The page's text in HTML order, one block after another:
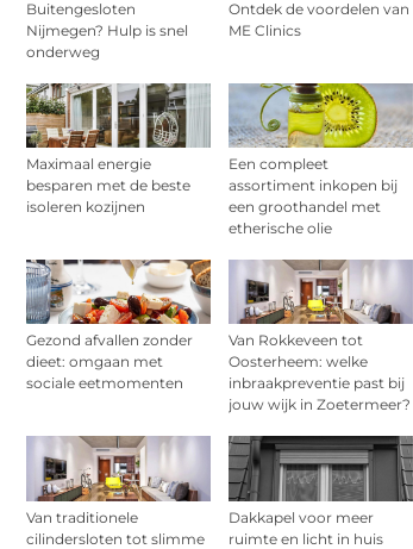
Buitengesloten
Nijmegen? Hulp is snel
onderweg
Ontdek de voordelen van
ME Clinics
Maximaal energie
besparen met de beste
isoleren kozijnen
Een compleet
assortiment inkopen bij
een groothandel met
etherische olie
Gezond afvallen zonder
dieet: omgaan met
sociale eetmomenten
Van Rokkeveen tot
Oosterheem: welke
inbraakpreventie past bij
jouw wijk in Zoetermeer?
Van traditionele
cilindersloten tot slimme
Dakkapel voor meer
ruimte en licht in huis